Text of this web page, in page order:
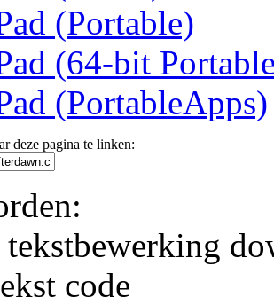
(Portable)
(64-bit
(PortableApps)
deze pagina te linken:
tekstbewerking
code